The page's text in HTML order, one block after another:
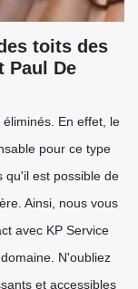
toits des
Paul De
En effet, le
pour ce type
qu'il est possible de
Ainsi, nous vous
avec KP Service
N'oubliez
et accessibles